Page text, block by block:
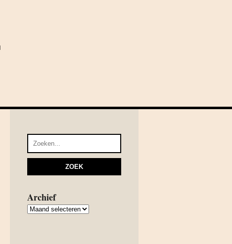
Archief
Archief